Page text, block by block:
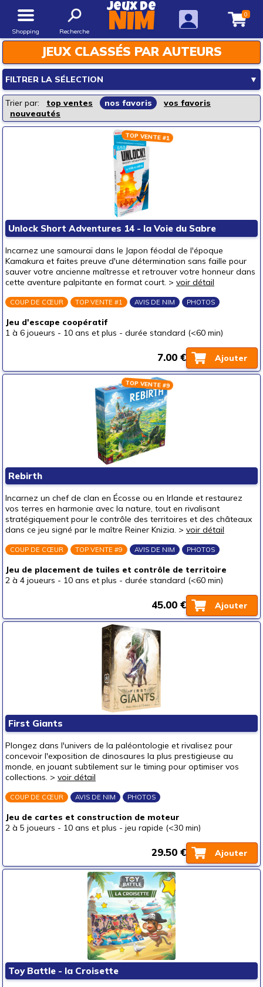
Shopping Recherche
Jeux de
NIM 0
JEUX CLASSÉS PAR AUTEURS
FILTRER LA SÉLECTION ▼
Trier par: top ventes nos favoris
vos favoris
nouveautés
Les rayons de la boutique
Jeux de société
Puzzles & casse-têtes
un bébé (0-3 ans)
(443)
un p'tit bout (3-6 ans)
(1060)
un junior (6-8 ans)
un ado (12-16 ans)
(1570)
autour de 30 €
(1134)
autour de 40 €
(566)
autour de 50 €
(354)
50 € et au-delà
(226)
TOP VENTE #1
Unlock Short Adventures 14 - la Voie du Sabre
Incarnez une samouraï dans le Japon féodal de l'époque
Kamakura et faites preuve d'une détermination sans faille pour
sauver votre ancienne maîtresse et retrouver votre honneur dans
cette aventure palpitante en format court. > voir détail
COUP DE CŒUR TOP VENTE #1 AVIS DE NIM PHOTOS
Jeu d'escape coopératif
1 à 6 joueurs - 10 ans et plus - durée standard (<60 min)
Ajouter
7.00 €
TOP VENTE #9
Rebirth
Incarnez un chef de clan en Écosse ou en Irlande et restaurez
vos terres en harmonie avec la nature, tout en rivalisant
stratégiquement pour le contrôle des territoires et des châteaux
dans ce jeu signé par le maître Reiner Knizia. > voir détail
COUP DE CŒUR TOP VENTE #9 AVIS DE NIM PHOTOS
Jeu de placement de tuiles et contrôle de territoire
2 à 4 joueurs - 10 ans et plus - durée standard (<60 min)
Ajouter
45.00 €
First Giants
Plongez dans l'univers de la paléontologie et rivalisez pour
concevoir l'exposition de dinosaures la plus prestigieuse au
monde, en jouant subtilement sur le timing pour optimiser vos
collections. > voir détail
COUP DE CŒUR AVIS DE NIM PHOTOS
Jeu de cartes et construction de moteur
2 à 5 joueurs - 10 ans et plus - jeu rapide (<30 min)
Ajouter
29.50 €
Toy Battle - la Croisette